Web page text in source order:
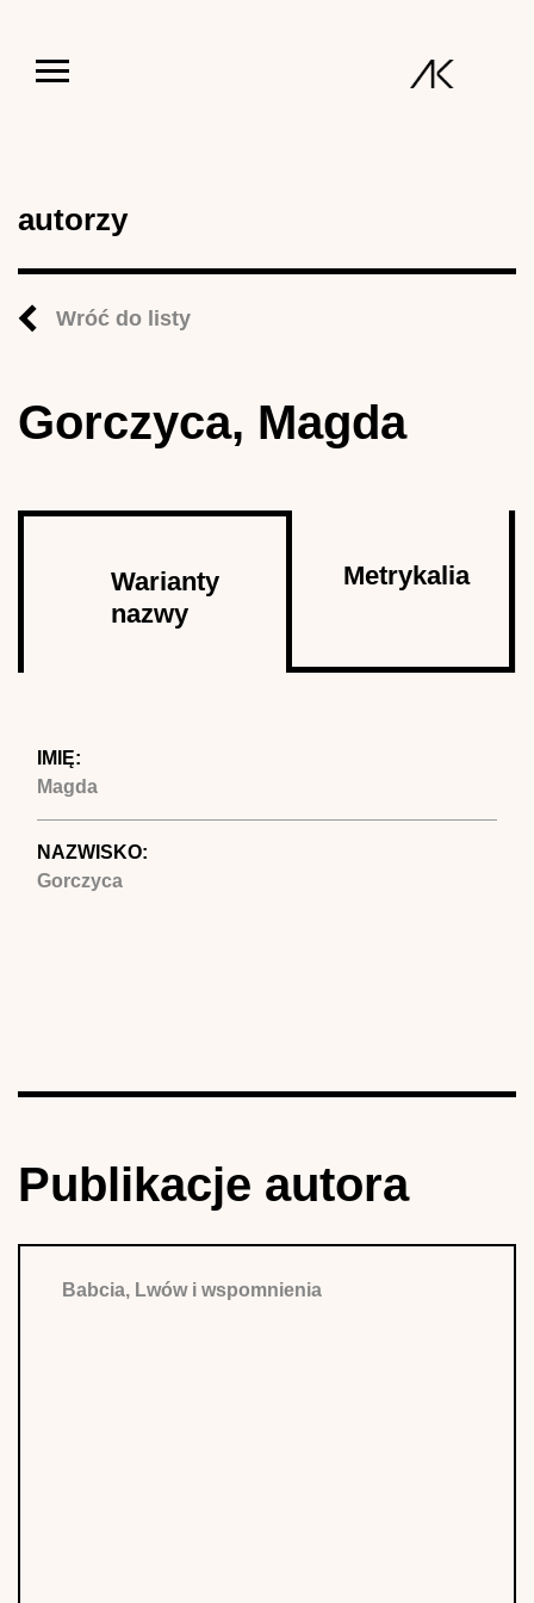
autorzy
Wróć do listy
Gorczyca, Magda
Warianty
nazwy
Metrykalia
IMIĘ:
Magda
NAZWISKO:
Gorczyca
Publikacje autora
Babcia, Lwów i wspomnienia